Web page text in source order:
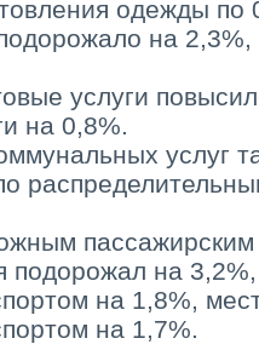
одежды по
на
услуги
на 0,8%.
услуг
подорожал на
на 1,8%,
на 1,7%.